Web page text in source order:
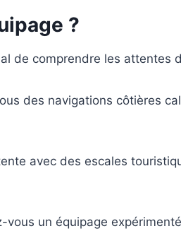
?
de comprendre les attentes
des navigations côtières
avec des escales
vous un équipage